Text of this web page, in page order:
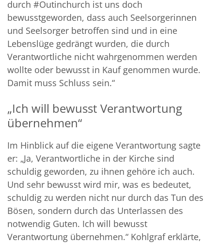
durch #Outinchurch ist uns doch
bewusstgeworden, dass auch Seelsorgerinnen
und Seelsorger betroffen sind und in eine
Lebenslüge gedrängt wurden, die durch
Verantwortliche nicht wahrgenommen werden
wollte oder bewusst in Kauf genommen wurde.
Damit muss Schluss sein.“
„Ich will bewusst Verantwortung
übernehmen“
Im Hinblick auf die eigene Verantwortung sagte
er: „Ja, Verantwortliche in der Kirche sind
schuldig geworden, zu ihnen gehöre ich auch.
Und sehr bewusst wird mir, was es bedeutet,
schuldig zu werden nicht nur durch das Tun des
Bösen, sondern durch das Unterlassen des
notwendig Guten. Ich will bewusst
Verantwortung übernehmen.“ Kohlgraf erklärte,